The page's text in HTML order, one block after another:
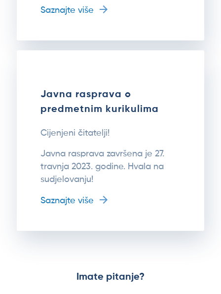
Saznajte više
Javna rasprava o
predmetnim kurikulima
Cijenjeni čitatelji!
Javna rasprava završena je 27.
travnja 2023. godine. Hvala na
sudjelovanju!
Saznajte više
Imate pitanje?